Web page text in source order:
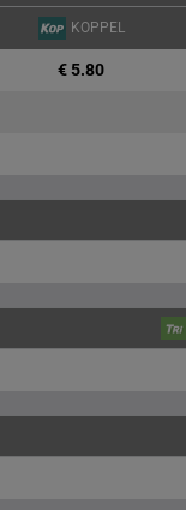
KOPPEL
€ 5.80